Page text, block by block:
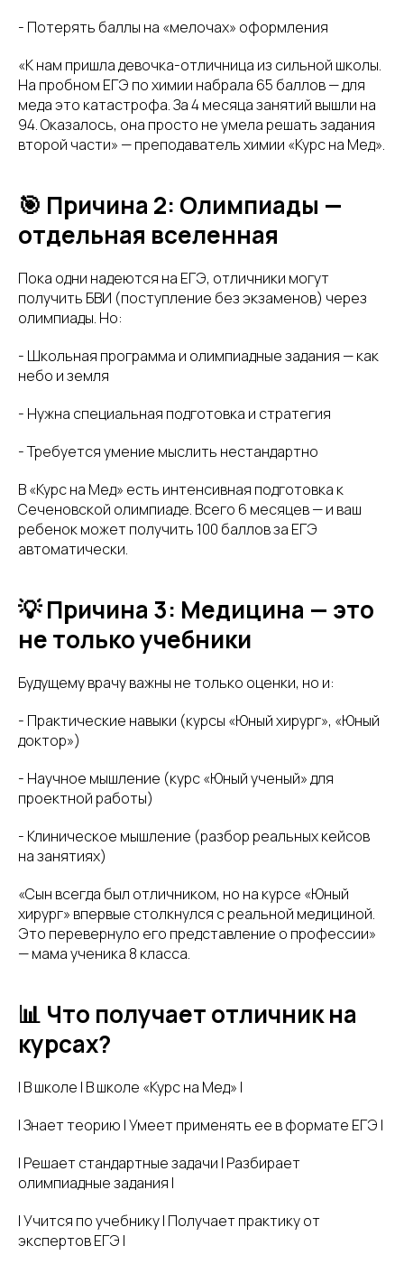
- Потерять баллы на «мелочах» оформления
«К нам пришла девочка-отличница из сильной школы.
На пробном ЕГЭ по химии набрала 65 баллов — для
меда это катастрофа. За 4 месяца занятий вышли на
94. Оказалось, она просто не умела решать задания
второй части» — преподаватель химии «Курс на Мед».
🎯 Причина 2: Олимпиады —
отдельная вселенная
Пока одни надеются на ЕГЭ, отличники могут
получить БВИ (поступление без экзаменов) через
олимпиады. Но:
- Школьная программа и олимпиадные задания — как
небо и земля
- Нужна специальная подготовка и стратегия
- Требуется умение мыслить нестандартно
В «Курс на Мед» есть интенсивная подготовка к
Сеченовской олимпиаде. Всего 6 месяцев — и ваш
ребенок может получить 100 баллов за ЕГЭ
автоматически.
💡 Причина 3: Медицина — это
не только учебники
Будущему врачу важны не только оценки, но и:
- Практические навыки (курсы «Юный хирург», «Юный
доктор»)
- Научное мышление (курс «Юный ученый» для
проектной работы)
- Клиническое мышление (разбор реальных кейсов
на занятиях)
«Сын всегда был отличником, но на курсе «Юный
хирург» впервые столкнулся с реальной медициной.
Это перевернуло его представление о профессии»
— мама ученика 8 класса.
📊 Что получает отличник на
курсах?
| В школе | В школе «Курс на Мед» |
| Знает теорию | Умеет применять ее в формате ЕГЭ |
| Решает стандартные задачи | Разбирает
олимпиадные задания |
| Учится по учебнику | Получает практику от
экспертов ЕГЭ |